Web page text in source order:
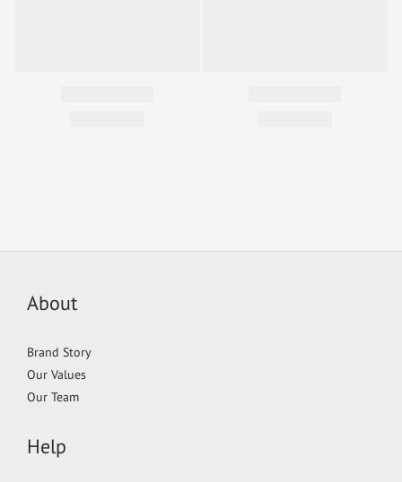
About
Brand Story
Our Values
Our Team
Help